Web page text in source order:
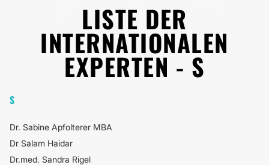
LISTE DER
INTERNATIONALEN
EXPERTEN - S
S
Dr. Sabine Apfolterer MBA
Dr Salam Haidar
Dr.med. Sandra Rigel